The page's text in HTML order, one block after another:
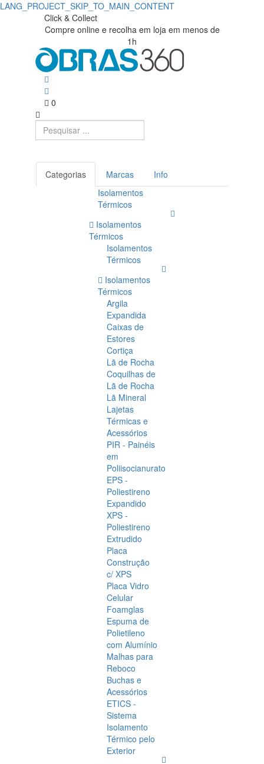
LANG_PROJECT_SKIP_TO_MAIN_CONTENT
Compre
Bostik
Obras360
Obras360
Materiais
Construção
Click & Collect
Compre online e recolha em loja em menos de
1h
0
Categorias Marcas
Info
Isolamentos
Térmicos
Isolamentos
Térmicos
Isolamentos
Térmicos
Isolamentos
Térmicos
Argila
Expandida
Caixas de
Estores
Cortiça
Lã de Rocha
Coquilhas de
Lã de Rocha
Lã Mineral
Lajetas
Térmicas e
Acessórios
PIR - Painéis
em
Poliisocianurato
EPS -
Poliestireno
Expandido
XPS -
Poliestireno
Extrudido
Placa
Construção
c/ XPS
Placa Vidro
Celular
Foamglas
Espuma de
Polietileno
com Alumínio
Malhas para
Reboco
Buchas e
Acessórios
ETICS -
Sistema
Isolamento
Térmico pelo
Exterior